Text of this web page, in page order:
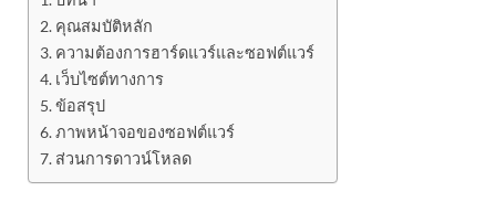
คุณสมบัติหลัก
ความต้องการฮาร์ดแวร์และซอฟต์แวร์
เว็บไซต์ทางการ
ข้อสรุป
ภาพหน้าจอของซอฟต์แวร์
ส่วนการดาวน์โหลด